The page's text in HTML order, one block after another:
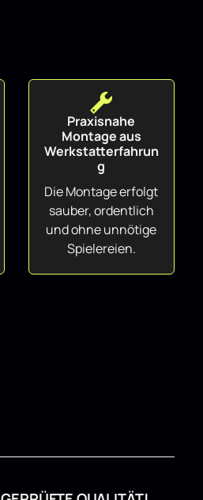
Praxisnahe
Montage aus
Werkstatterfahrun
g
Die Montage erfolgt
sauber, ordentlich
und ohne unnötige
Spielereien.